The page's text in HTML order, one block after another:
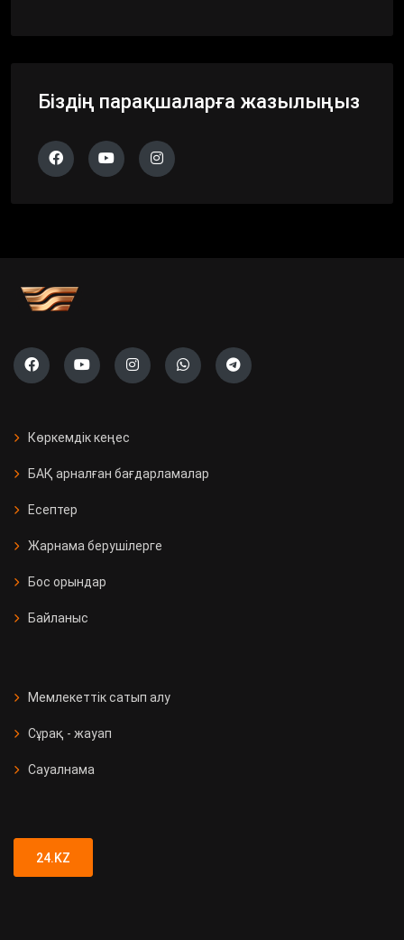
Біздің парақшаларға жазылыңыз
Көркемдік кеңес
БАҚ арналған бағдарламалар
Есептер
Жарнама берушілерге
Бос орындар
Байланыс
Мемлекеттік сатып алу
Сұрақ - жауап
Сауалнама
24.KZ